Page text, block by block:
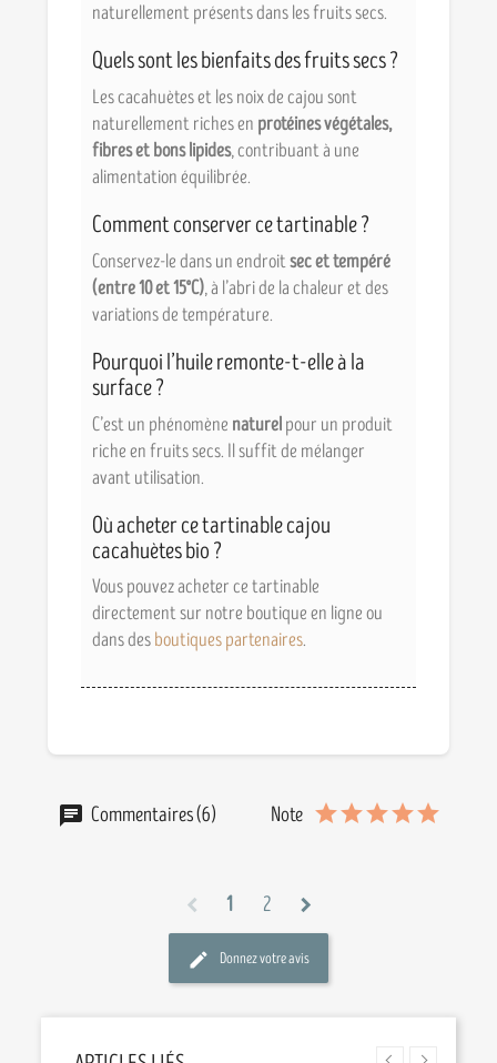
naturellement présents dans les fruits secs.
Quels sont les bienfaits des fruits secs ?
Les cacahuètes et les noix de cajou sont
naturellement riches en protéines végétales,
fibres et bons lipides, contribuant à une
alimentation équilibrée.
Comment conserver ce tartinable ?
Conservez-le dans un endroitsec et tempéré
(entre 10 et 15°C), à l’abri de la chaleur et des
variations de température.
Pourquoi l’huile remonte-t-elle à la
surface ?
C’est un phénomène naturelpour un produit
riche en fruits secs. Il suffit de mélanger
avant utilisation.
Où acheter ce tartinable cajou
cacahuètes bio ?
Vous pouvez acheter ce tartinable
directement sur notre boutique en ligne ou
dans desboutiques partenaires.
Commentaires (6) Note
chevron_left 1 2 chevron_right
Donnez votre avis